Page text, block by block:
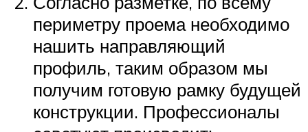
периметру проема необходимо
нашить направляющий
профиль, таким образом мы
получим готовую рамку будущей
конструкции. Профессионалы